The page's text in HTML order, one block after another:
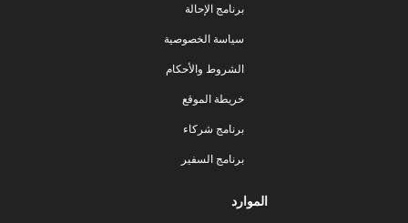
برنامج الإحالة
سياسة الخصوصية
الشروط والأحكام
خريطة الموقع
برنامج شركاء
برنامج السفير
الموارد